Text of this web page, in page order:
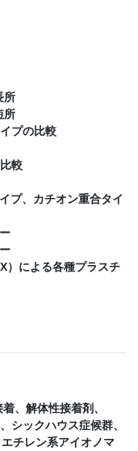
所
所
プの比較
較
プ、カチオン重合タイ
）による各種プラスチ
、解体性接着剤、
シックハウス症候群、
チレン系アイオノマ